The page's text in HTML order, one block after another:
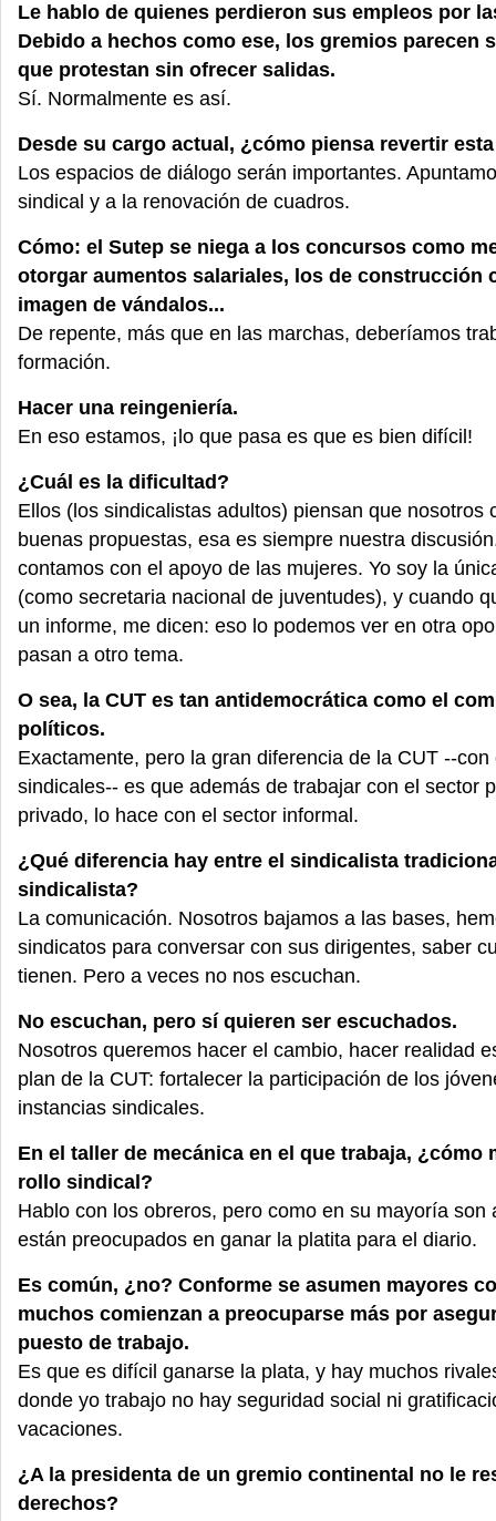
Le hablo de quienes perdieron sus empleos por
Debido a hechos como ese, los gremios parecen
que protestan sin ofrecer salidas.
Sí. Normalmente es así.
Desde su cargo actual, ¿cómo piensa revertir
Los espacios de diálogo serán importantes.
sindical y a la renovación de cuadros.
Cómo: el Sutep se niega a los concursos como
otorgar aumentos salariales, los de construcción
imagen de vándalos...
De repente, más que en las marchas, deberíamos
formación.
Hacer una reingeniería.
En eso estamos, ¡lo que pasa es que es bien difícil!
¿Cuál es la dificultad?
Ellos (los sindicalistas adultos) piensan que nosotros
buenas propuestas, esa es siempre nuestra
contamos con el apoyo de las mujeres. Yo soy la
(como secretaria nacional de juventudes), y cuando
un informe, me dicen: eso lo podemos ver en otra
pasan a otro tema.
O sea, la CUT es tan antidemocrática como el
políticos.
Exactamente, pero la gran diferencia de la CUT --
sindicales-- es que además de trabajar con el sector
privado, lo hace con el sector informal.
¿Qué diferencia hay entre el sindicalista
sindicalista?
La comunicación. Nosotros bajamos a las bases,
sindicatos para conversar con sus dirigentes, saber
tienen. Pero a veces no nos escuchan.
No escuchan, pero sí quieren ser escuchados.
Nosotros queremos hacer el cambio, hacer realidad
plan de la CUT: fortalecer la participación de los
instancias sindicales.
En el taller de mecánica en el que trabaja, ¿cómo
rollo sindical?
Hablo con los obreros, pero como en su mayoría son
están preocupados en ganar la platita para el diario.
Es común, ¿no? Conforme se asumen mayores
muchos comienzan a preocuparse más por
puesto de trabajo.
Es que es difícil ganarse la plata, y hay muchos
donde yo trabajo no hay seguridad social ni
vacaciones.
¿A la presidenta de un gremio continental no le
derechos?